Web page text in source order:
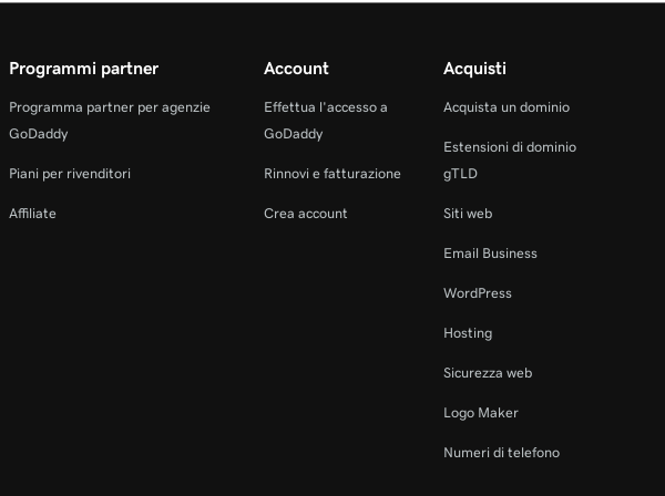
Programmi partner
Programma partner per agenzie
GoDaddy
Piani per rivenditori
Affiliate
Account
Effettua l'accesso a
GoDaddy
Rinnovi e fatturazione
Crea account
Acquisti
Acquista un dominio
Estensioni di dominio
gTLD
Siti web
Email Business
WordPress
Hosting
Sicurezza web
Logo Maker
Numeri di telefono